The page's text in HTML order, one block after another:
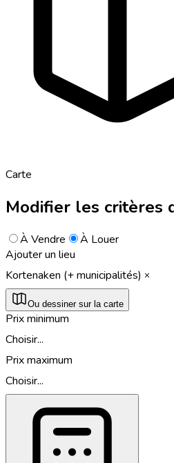
Carte
Modifier les critères
À Vendre
À Louer
Ajouter un lieu
Kortenaken (+ municipalités)
Ou dessiner sur la carte
Prix minimum
Choisir...
Prix maximum
Choisir...